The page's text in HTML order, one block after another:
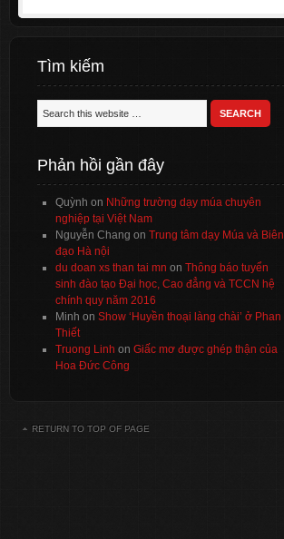
Tìm kiếm
Phản hồi gần đây
Quỳnh on Những trường dạy múa chuyên
nghiệp tại Việt Nam
Nguyễn Chang on Trung tâm dạy Múa và Biên
đạo Hà nội
du doan xs than tai mn on Thông báo tuyển
sinh đào tạo Đại học, Cao đẳng và TCCN hệ
chính quy năm 2016
Minh on Show ‘Huyền thoại làng chài’ ở Phan
Thiết
Truong Linh on Giấc mơ được ghép thận của
Hoa Đức Công
RETURN TO TOP OF PAGE